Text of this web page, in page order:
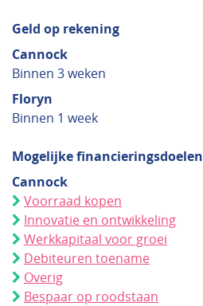
Geld op rekening
Cannock
Binnen 3 weken
Floryn
Binnen 1 week
Mogelijke financieringsdoelen
Cannock
Voorraad kopen
Innovatie en ontwikkeling
Werkkapitaal voor groei
Debiteuren toename
Overig
Bespaar op roodstaan